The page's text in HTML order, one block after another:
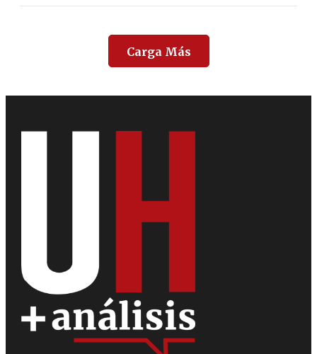
Carga Más